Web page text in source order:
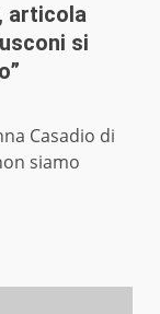
articola
si
Casadio di
siamo